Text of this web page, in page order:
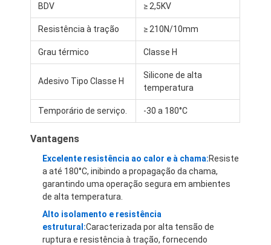
Casa
Sobre nós
BDV ≥ 2,5KV
Resistência à tração ≥ 210N/10mm
Grau térmico Classe H
Adesivo Tipo Classe H
Silicone de alta
temperatura
Temporário de serviço. -30 a 180°C
Vantagens
Excelente resistência ao calor e à chama:Resiste
a até 180°C, inibindo a propagação da chama,
garantindo uma operação segura em ambientes
de alta temperatura.
Alto isolamento e resistência
estrutural:Caracterizada por alta tensão de
ruptura e resistência à tração, fornecendo